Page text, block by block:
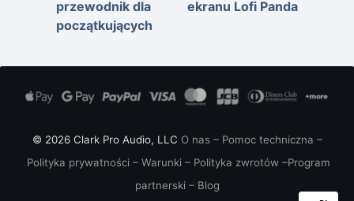
przewodnik dla
początkujących
ekranu Lofi Panda
© 2026 Clark Pro Audio, LLC O nas – Pomoc techniczna –
Polityka prywatności – Warunki – Polityka zwrotów –Program
partnerski– Blog